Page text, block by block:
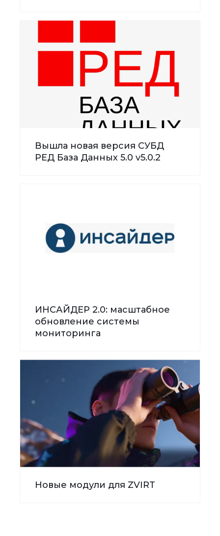
Вышла новая версия СУБД
РЕД База Данных 5.0 v5.0.2
ИНСАЙДЕР 2.0: масштабное
обновление системы
мониторинга
Новые модули для ZVIRT